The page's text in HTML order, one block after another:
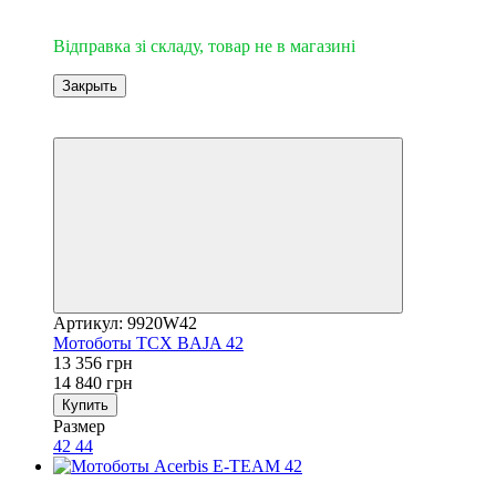
Відправка зі складу, товар не в магазині
Закрыть
Артикул: 9920W42
Мотоботы TCX BAJA 42
13 356 грн
14 840 грн
Купить
Размер
42 44